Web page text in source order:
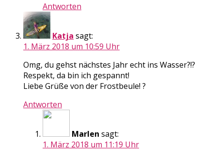
Antworten
Katja sagt:
1. März 2018 um 10:59 Uhr
Omg, du gehst nächstes Jahr echt ins Wasser?!?
Respekt, da bin ich gespannt!
Liebe Grüße von der Frostbeule! ?
Antworten
Marlen sagt:
1. März 2018 um 11:19 Uhr